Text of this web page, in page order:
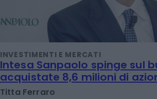
INVESTIMENTI E MERCATI
Intesa Sanpaolo spinge sul
acquistate 8,6 milioni di
Titta Ferraro